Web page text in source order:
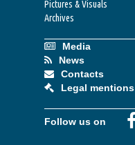
Pictures & Visuals
Archives
Media
News
Contacts
Legal mentions
Follow us on